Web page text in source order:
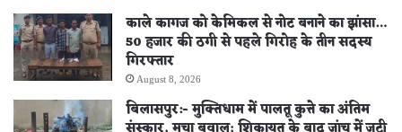
काले कागज को केमिकल से नोट बनाने का झांसा…
50 हजार की ठगी से पहले गिरोह के तीन सदस्य
गिरफ्तार
August 8, 2026
बिलासपुर:- मुक्तिधाम में पालतू कुत्ते का अंतिम